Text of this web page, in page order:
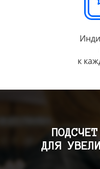
к
ДЛЯ